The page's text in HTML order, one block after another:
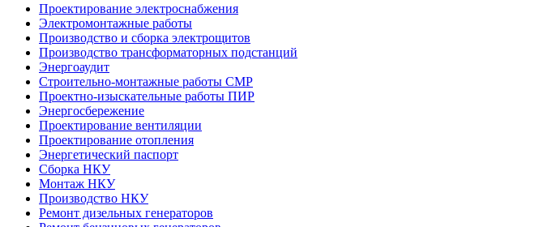
Проектирование электроснабжения
Электромонтажные работы
Производство и сборка электрощитов
Производство трансформаторных подстанций
Энергоаудит
Строительно-монтажные работы СМР
Проектно-изыскательные работы ПИР
Энергосбережение
Проектирование вентиляции
Проектирование отопления
Энергетический паспорт
Сборка НКУ
Монтаж НКУ
Производство НКУ
Ремонт дизельных генераторов